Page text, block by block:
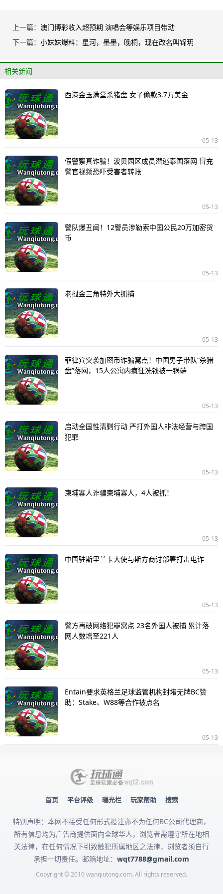
上一篇： 澳门博彩收入超预期 演唱会等娱乐项目带动
下一篇： 小妹妹爆料：星河，墨墨，晚桐，现在改名叫锦玥
相关新闻
西港金玉满堂杀猪盘 女子偷款3.7万美金
05-13
假警察真诈骗！波贝园区成员潜逃泰国落网 冒充
警官视频恐吓受害者转账
05-13
警队爆丑闻！12警员涉勒索中国公民20万加密货
币
05-13
老挝金三角特外大抓捕
05-13
菲律宾突袭加密币诈骗窝点！中国男子带队“杀猪
盘”落网，15人公寓内疯狂洗钱被一锅端
05-13
启动全国性清剿行动 严打外国人非法经营与跨国
犯罪
05-13
柬埔寨人诈骗柬埔寨人，4人被抓！
05-13
中国驻斯里兰卡大使与斯方商讨部署打击电诈
05-13
警方再破网络犯罪窝点 23名外国人被捕 累计落
网人数增至221人
05-13
Entain要求英格兰足球监管机构封堵无牌BC赞
助：Stake、W88等合作被点名
05-13
首页 平台评级 曝光栏 玩家帮助 搜索
特别声明：本网不接受任何形式投注亦不为任何BC公司代理商，
所有信息均为广告商提供面向全球华人，浏览者需遵守所在地相
关法律，在任何情况下引致触犯所属地区之法律，浏览者须自行
承担一切责任。邮箱地址：wqt7788@gmail.com
Copyright © 2010 wanqiutong.com. All rights reserved.